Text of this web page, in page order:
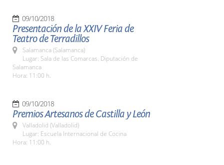
09/10/2018
Presentación de la XXIV Feria de
Teatro de Terradillos
Salamanca (Salamanca)
Lugar: Sala de las Comarcas. Diputación de
Salamanca
Hora: 11:00 h.
09/10/2018
Premios Artesanos de Castilla y León
Valladolid (Valladolid)
Lugar: Escuela Internacional de Cocina
Hora: 11:00 h.